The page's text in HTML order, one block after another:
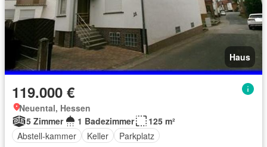
Haus
119.000 €
Neuental, Hessen
5 Zimmer
1 Badezimmer
125 m²
Abstell-kammer
Keller Parkplatz